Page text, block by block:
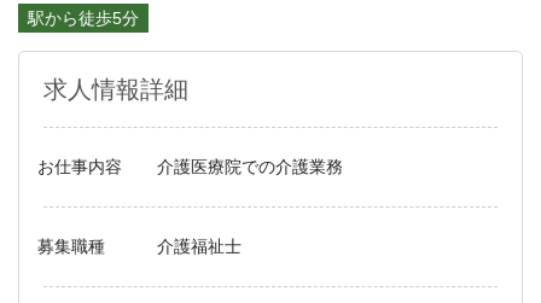
駅から徒歩5分
求人情報詳細
お仕事内容 介護医療院での介護業務
募集職種 介護福祉士